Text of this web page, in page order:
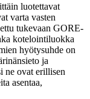
luotettavat
varta vasten
tukevaan GORE-
kotelointiluokka
hyötysuhde on
ja
ne ovat erillisen
asentaa,